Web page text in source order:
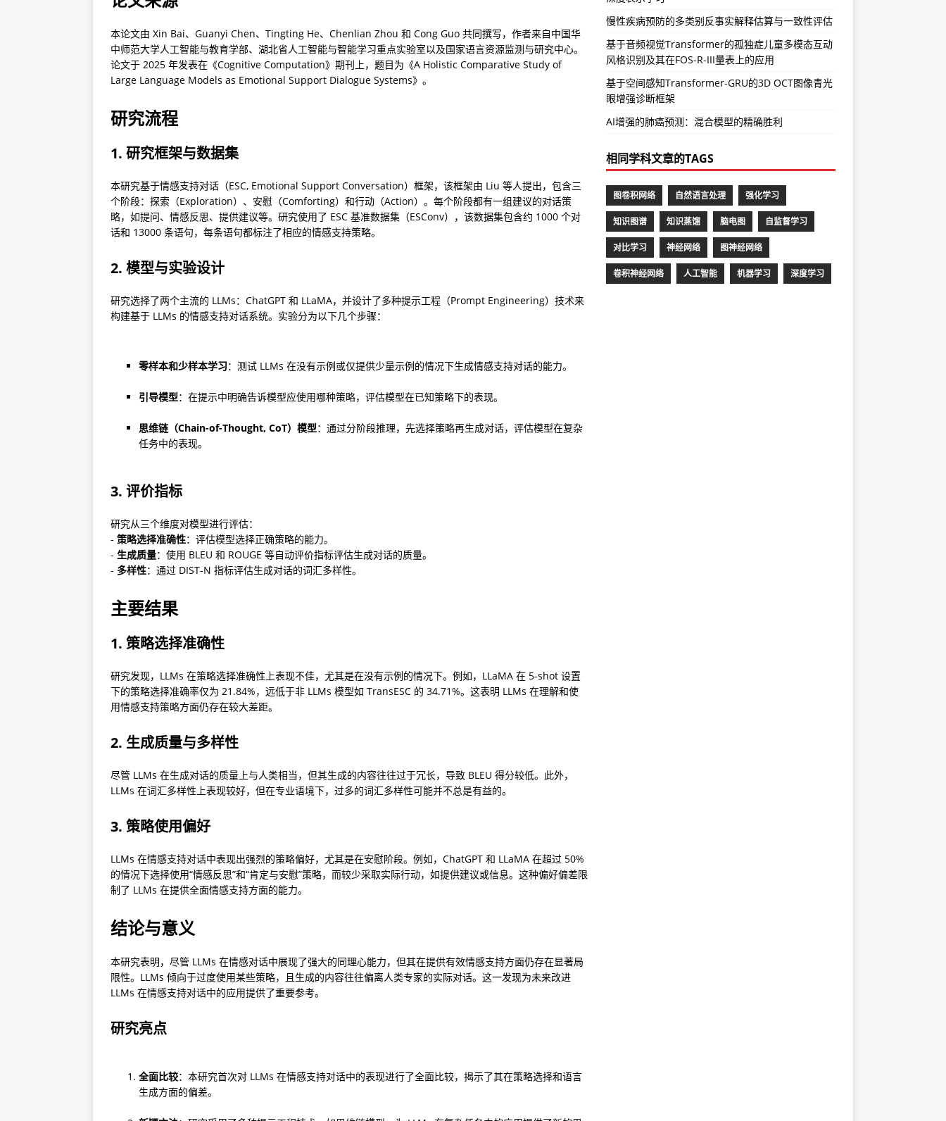
本论文由 Xin Bai、Guanyi Chen、Tingting He、Chenlian Zhou 和 Cong Guo 共同撰写，作者来自中国华
中师范大学人工智能与教育学部、湖北省人工智能与智能学习重点实验室以及国家语言资源监测与研究中心。
论文于 2025 年发表在《Cognitive Computation》期刊上，题目为《A Holistic Comparative Study of
Large Language Models as Emotional Support Dialogue Systems》。
研究流程
1. 研究框架与数据集
本研究基于情感支持对话（ESC, Emotional Support Conversation）框架，该框架由 Liu 等人提出，包含三
个阶段：探索（Exploration）、安慰（Comforting）和行动（Action）。每个阶段都有一组建议的对话策
略，如提问、情感反思、提供建议等。研究使用了 ESC 基准数据集（ESConv），该数据集包含约 1000 个对
话和 13000 条语句，每条语句都标注了相应的情感支持策略。
2. 模型与实验设计
研究选择了两个主流的 LLMs：ChatGPT 和 LLaMA，并设计了多种提示工程（Prompt Engineering）技术来
构建基于 LLMs 的情感支持对话系统。实验分为以下几个步骤：
零样本和少样本学习：测试 LLMs 在没有示例或仅提供少量示例的情况下生成情感支持对话的能力。
引导模型：在提示中明确告诉模型应使用哪种策略，评估模型在已知策略下的表现。
思维链（Chain-of-Thought, CoT）模型：通过分阶段推理，先选择策略再生成对话，评估模型在复杂
任务中的表现。
3. 评价指标
研究从三个维度对模型进行评估：
- 策略选择准确性：评估模型选择正确策略的能力。
- 生成质量：使用 BLEU 和 ROUGE 等自动评价指标评估生成对话的质量。
- 多样性：通过 DIST-N 指标评估生成对话的词汇多样性。
主要结果
1. 策略选择准确性
研究发现，LLMs 在策略选择准确性上表现不佳，尤其是在没有示例的情况下。例如，LLaMA 在 5-shot 设置
下的策略选择准确率仅为 21.84%，远低于非 LLMs 模型如 TransESC 的 34.71%。这表明 LLMs 在理解和使
用情感支持策略方面仍存在较大差距。
2. 生成质量与多样性
尽管 LLMs 在生成对话的质量上与人类相当，但其生成的内容往往过于冗长，导致 BLEU 得分较低。此外，
LLMs 在词汇多样性上表现较好，但在专业语境下，过多的词汇多样性可能并不总是有益的。
3. 策略使用偏好
LLMs 在情感支持对话中表现出强烈的策略偏好，尤其是在安慰阶段。例如，ChatGPT 和 LLaMA 在超过 50%
的情况下选择使用“情感反思”和“肯定与安慰”策略，而较少采取实际行动，如提供建议或信息。这种偏好偏差限
制了 LLMs 在提供全面情感支持方面的能力。
结论与意义
本研究表明，尽管 LLMs 在情感对话中展现了强大的同理心能力，但其在提供有效情感支持方面仍存在显著局
限性。LLMs 倾向于过度使用某些策略，且生成的内容往往偏离人类专家的实际对话。这一发现为未来改进
LLMs 在情感支持对话中的应用提供了重要参考。
研究亮点
全面比较：本研究首次对 LLMs 在情感支持对话中的表现进行了全面比较，揭示了其在策略选择和语言
生成方面的偏差。
慢性疾病预防的多类别反事实解释估算与一致性评估
基于音频视觉Transformer的孤独症儿童多模态互动
风格识别及其在FOS-R-III量表上的应用
基于空间感知Transformer-GRU的3D OCT图像青光
眼增强诊断框架
AI增强的肺癌预测：混合模型的精确胜利
相同学科文章的TAGS
图卷积网络 自然语言处理 强化学习
知识图谱 知识蒸馏 脑电图 自监督学习
对比学习 神经网络 图神经网络
卷积神经网络 人工智能 机器学习 深度学习